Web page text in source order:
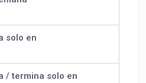
solo en
/ termina solo en